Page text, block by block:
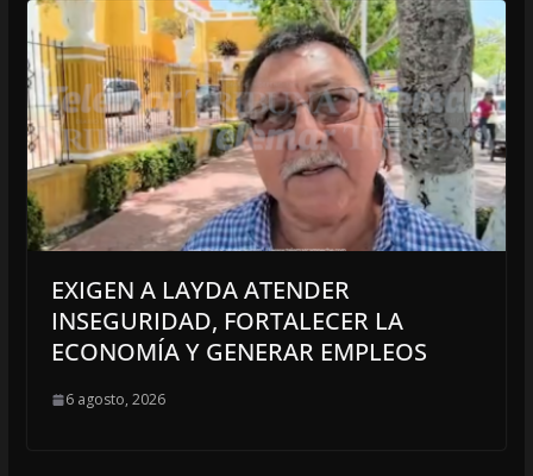
EXIGEN A LAYDA ATENDER
INSEGURIDAD, FORTALECER LA
ECONOMÍA Y GENERAR EMPLEOS
6 agosto, 2026